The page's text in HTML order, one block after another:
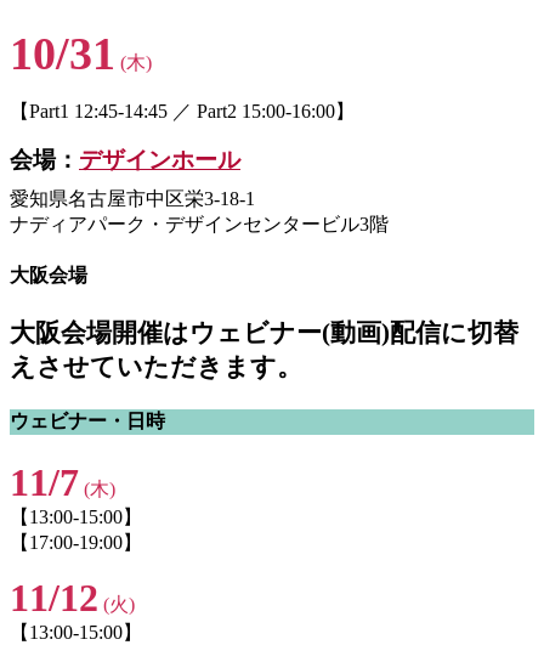
10/31 (木)
【Part1 12:45-14:45 ／ Part2 15:00-16:00】
会場： デザインホール
愛知県名古屋市中区栄3-18-1
ナディアパーク・デザインセンタービル3階
大阪会場
大阪会場開催はウェビナー(動画)配信に切替
えさせていただきます。
ウェビナー・日時
11/7 (木)
【13:00-15:00】
【17:00-19:00】
11/12 (火)
【13:00-15:00】